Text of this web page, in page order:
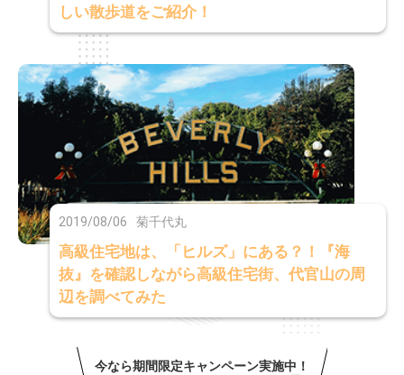
しい散歩道をご紹介！
2019/08/06 菊千代丸
高級住宅地は、「ヒルズ」にある？！『海
抜』を確認しながら高級住宅街、代官山の周
辺を調べてみた
今なら期間限定キャンペーン実施中！